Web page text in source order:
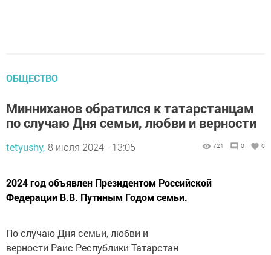
ОБЩЕСТВО
Минниханов обратился к татарстанцам
по случаю Дня семьи, любви и верности
tetyushy, 8 июля 2024 - 13:05 721 0 0
2024 год объявлен Президентом Российской
Федерации В.В. Путиным Годом семьи.
По случаю Дня семьи, любви и
верности Раис Республики Татарстан